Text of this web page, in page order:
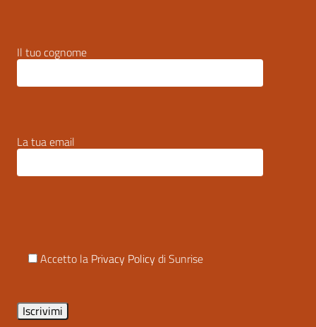
Il tuo cognome
La tua email
Accetto la Privacy Policy di Sunrise